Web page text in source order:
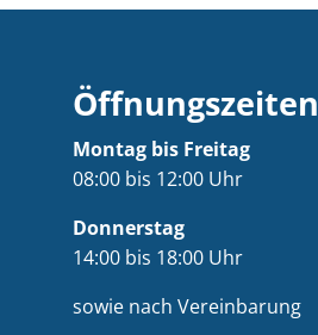
Öffnungszeiten
Montag bis Freitag
08:00 bis 12:00 Uhr
Donnerstag
14:00 bis 18:00 Uhr
sowie nach Vereinbarung